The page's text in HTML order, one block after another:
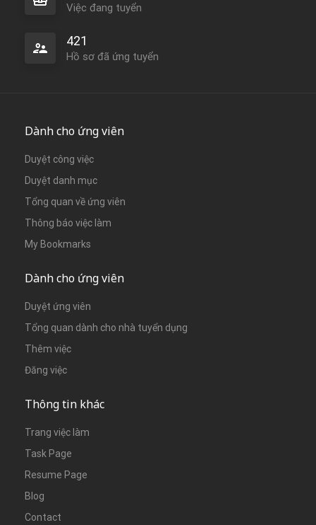
Việc đang tuyển
421
Hồ sơ đã ứng tuyển
Dành cho ứng viên
Duyệt công việc
Duyệt danh mục
Tổng quan về ứng viên
Thông báo việc làm
My Bookmarks
Dành cho ứng viên
Duyệt ứng viên
Tổng quan dành cho nhà tuyển dụng
Thêm việc
Đăng việc
Thông tin khác
Trang việc làm
Task Page
Resume Page
Blog
Contact